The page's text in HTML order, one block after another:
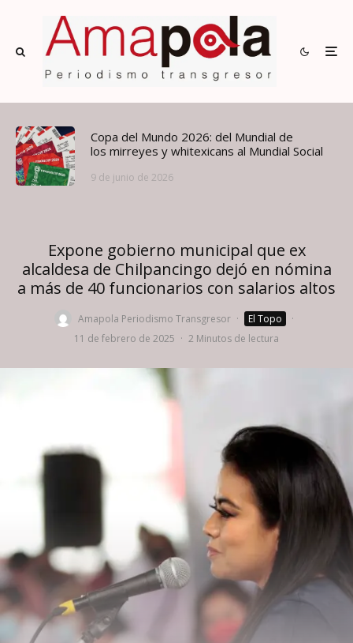
Copa del Mundo 2026: del Mundial de
los mirreyes y whitexicans al Mundial Social
9 de junio de 2026
Expone gobierno municipal que ex
alcaldesa de Chilpancingo dejó en nómina
a más de 40 funcionarios con salarios altos
Amapola Periodismo Transgresor · El Topo
·
11 de febrero de 2025 · 2 Minutos de lectura